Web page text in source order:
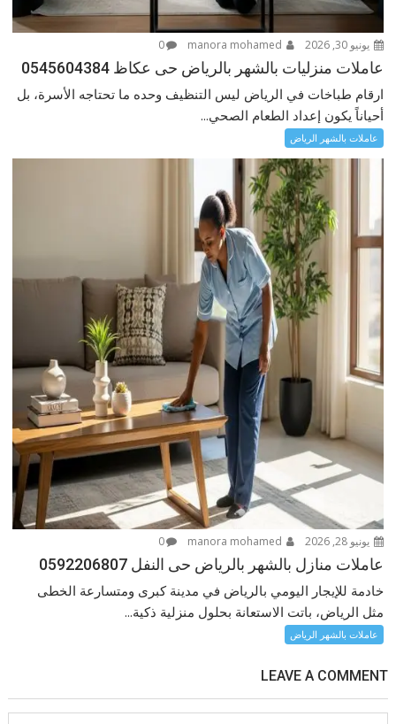
يونيو 30, 2026 0
عاملات منزليات بالشهر بالرياض حى عكاظ 0545604384
ارقام طباخات في الرياض ليس التنظيف وحده ما تحتاجه الأسرة، بل
أحياناً يكون إعداد الطعام الصحي...
عاملات بالشهر الرياض
يونيو 28, 2026 0
عاملات منازل بالشهر بالرياض حى النفل 0592206807
خادمة للإيجار اليومي بالرياض في مدينة كبرى ومتسارعة الخطى
مثل الرياض، باتت الاستعانة بحلول منزلية ذكية...
عاملات بالشهر الرياض
LEAVE A COMMENT